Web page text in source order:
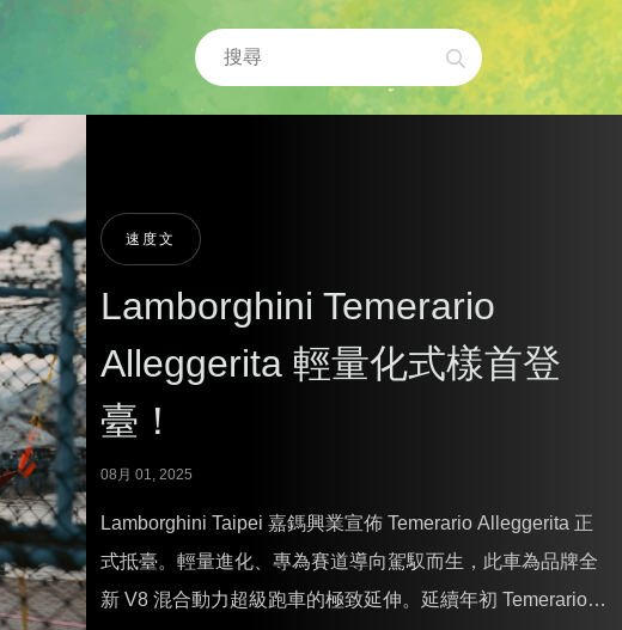
速度文
Lamborghini Temerario
Alleggerita 輕量化式樣首登
臺！
08月 01, 2025
Lamborghini Taipei 嘉鎷興業宣佈 Temerario Alleggerita 正
式抵臺。輕量進化、專為賽道導向駕馭而生，此車為品牌全
新 V8 混合動力超級跑車的極致延伸。延續年初 Temerario